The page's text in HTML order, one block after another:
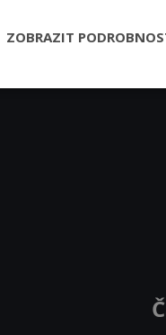
ZOBRAZIT